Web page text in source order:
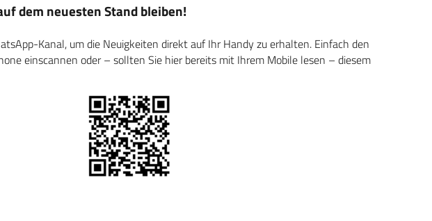
dem neuesten Stand bleiben!
Kanal, um die Neuigkeiten direkt auf Ihr Handy zu erhalten. Einfach den
einscannen oder – sollten Sie hier bereits mit Ihrem Mobile lesen – diesem